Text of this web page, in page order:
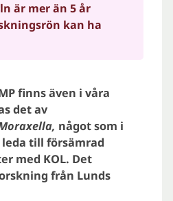
är mer än 5 år
kan ha
finns även i våra
det av
något som i
till försämrad
med KOL. Det
från Lunds